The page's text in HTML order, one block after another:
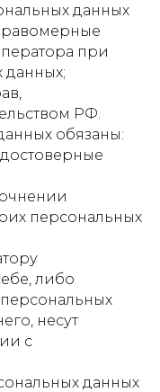
данных
при
данных;
РФ.
обязаны:
персональных
либо
несут
с
данных